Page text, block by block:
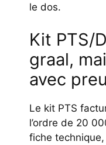
le dos.
Kit PTS/
graal,
avec
Le kit PTS
l’ordre de 20
fiche